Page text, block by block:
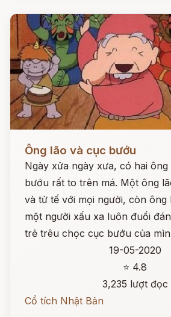
Đọc ngay
Ông lão và cục bướu
Ngày xửa ngày xưa, có hai
bướu rất to trên má. Một ông
và tử tế với mọi người, còn ông
một người xấu xa luôn đuổi
trẻ trêu chọc cục bướu của
19-05-2020
⭐ 4.8
3,235 lượt đọc
Cổ tích Nhật Bản